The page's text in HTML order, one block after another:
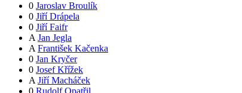
0 Jaroslav Broulík
0 Jiří Drápela
0 Jiří Faifr
A Jan Jegla
A František Kačenka
0 Jan Kryčer
0 Josef Křížek
A Jiří Macháček